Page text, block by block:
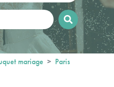
mariage
Paris